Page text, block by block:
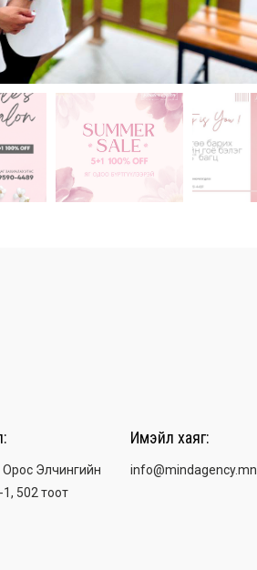
Элчингийн
502 тоот
Имэйл хаяг:
info@mindagency.mn